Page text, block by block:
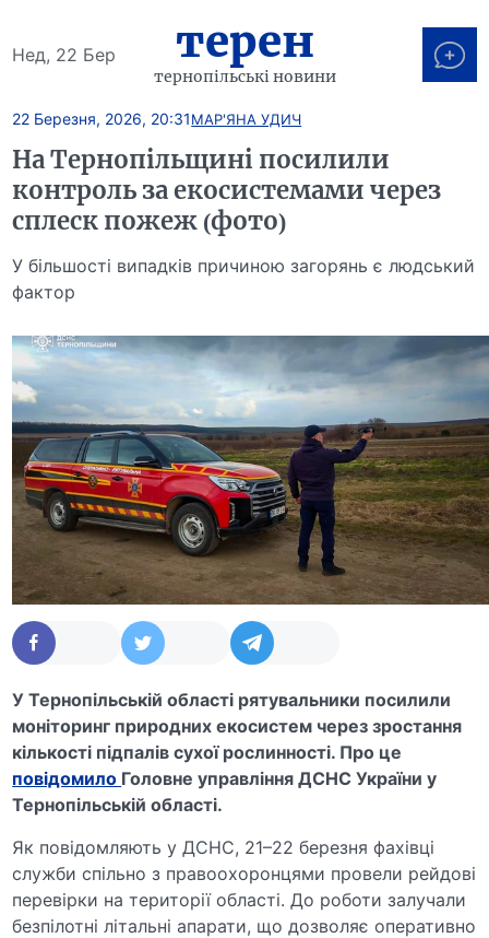
Нед, 22 Бер терен
тернопільські новини
22 Березня, 2026, 20:31МАР'ЯНА УДИЧ
На Тернопільщині посилили
контроль за екосистемами через
сплеск пожеж (фото)
У більшості випадків причиною загорянь є людський
фактор
У Тернопільській області рятувальники посилили
моніторинг природних екосистем через зростання
кількості підпалів сухої рослинності. Про це
повідомило Головне управління ДСНС України у
Тернопільській області.
Як повідомляють у ДСНС, 21–22 березня фахівці
служби спільно з правоохоронцями провели рейдові
перевірки на території області. До роботи залучали
безпілотні літальні апарати, що дозволяє оперативно